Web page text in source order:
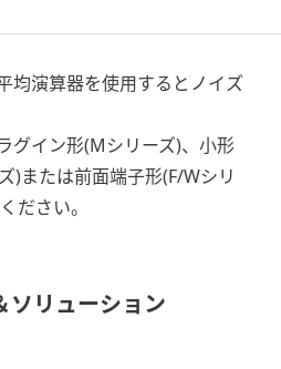
均演算器を使用するとノイズ
グイン形(Mシリーズ)、小形
)または前面端子形(F/Wシリ
ださい。
ソリューション